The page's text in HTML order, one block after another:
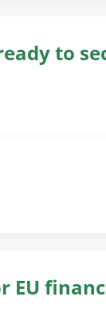
to
til
EU